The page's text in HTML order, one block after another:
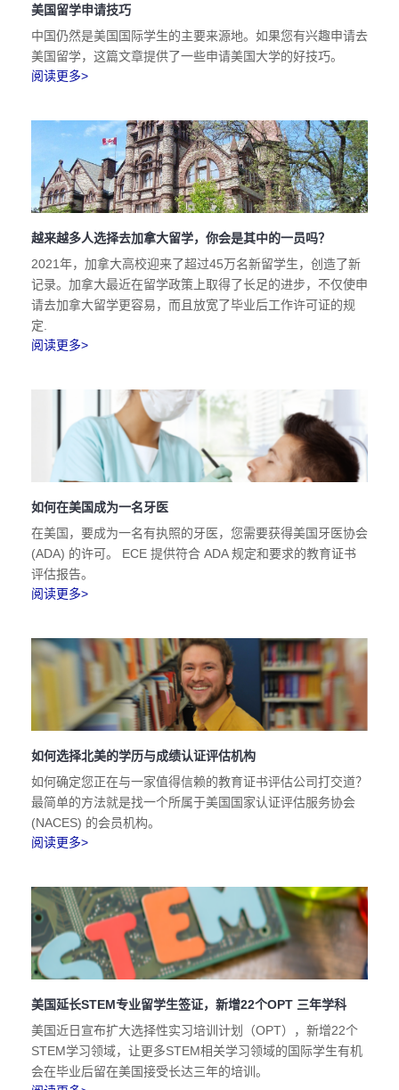
美国留学申请技巧
中国仍然是美国国际学生的主要来源地。如果您有兴趣申请去
美国留学，这篇文章提供了一些申请美国大学的好技巧。
阅读更多>
越来越多人选择去加拿大留学，你会是其中的一员吗？
2021年，加拿大高校迎来了超过45万名新留学生，创造了新
记录。加拿大最近在留学政策上取得了长足的进步，不仅使申
请去加拿大留学更容易，而且放宽了毕业后工作许可证的规
定.
阅读更多>
如何在美国成为一名牙医
在美国，要成为一名有执照的牙医，您需要获得美国牙医协会
(ADA) 的许可。 ECE 提供符合 ADA 规定和要求的教育证书
评估报告。
阅读更多>
如何选择北美的学历与成绩认证评估机构
如何确定您正在与一家值得信赖的教育证书评估公司打交道？
最简单的方法就是找一个所属于美国国家认证评估服务协会
(NACES) 的会员机构。
阅读更多>
美国延长STEM专业留学生签证，新增22个OPT 三年学科
美国近日宣布扩大选择性实习培训计划（OPT），新增22个
STEM学习领域，让更多STEM相关学习领域的国际学生有机
会在毕业后留在美国接受长达三年的培训。